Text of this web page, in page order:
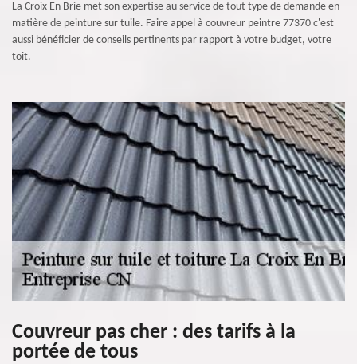
La Croix En Brie met son expertise au service de tout type de demande en
matière de peinture sur tuile. Faire appel à couvreur peintre 77370 c'est
aussi bénéficier de conseils pertinents par rapport à votre budget, votre
toit.
Couvreur pas cher : des tarifs à la
portée de tous